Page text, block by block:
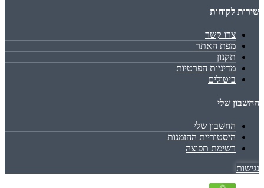
שירות לקוחות
צרו קשר
מפת האתר
תקנון
מדיניות הפרטיות
ביטולים
החשבון שלי
החשבון שלי
היסטוריית ההזמנות
רשימת תפוצה
נגישות